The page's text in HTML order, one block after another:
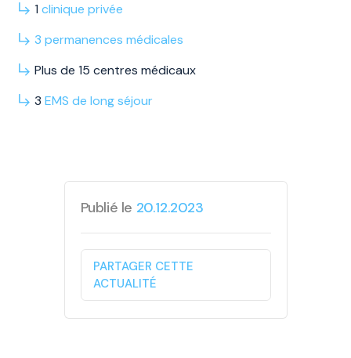
1 clinique privée
3 permanences médicales
Plus de 15 centres médicaux
3 EMS de longséjour
Publié le 20.12.2023
PARTAGER CETTE
ACTUALITÉ